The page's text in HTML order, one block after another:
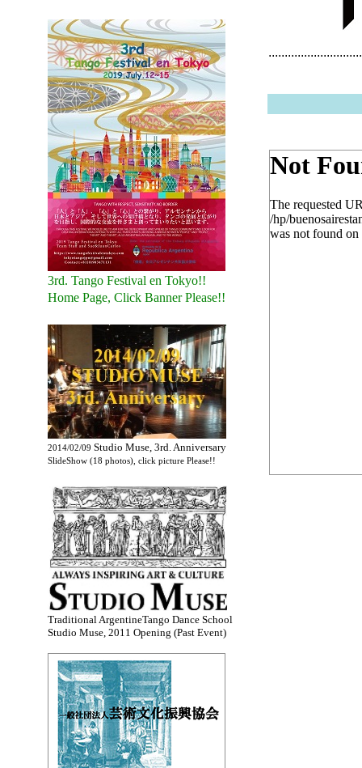
3rd. Tango Festival en Tokyo!!
Home Page, Click Banner Please!!
2014/02/09 Studio Muse, 3rd. Anniversary
SlideShow (18 photos), click picture Please!!
Traditional ArgentineTango Dance School
Studio Muse, 2011 Opening (Past Event)